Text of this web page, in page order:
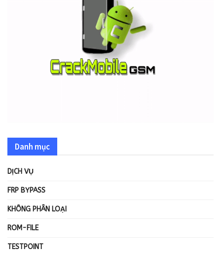
Danh mục
DỊCH VỤ
FRP BYPASS
KHÔNG PHÂN LOẠI
ROM-FILE
TESTPOINT